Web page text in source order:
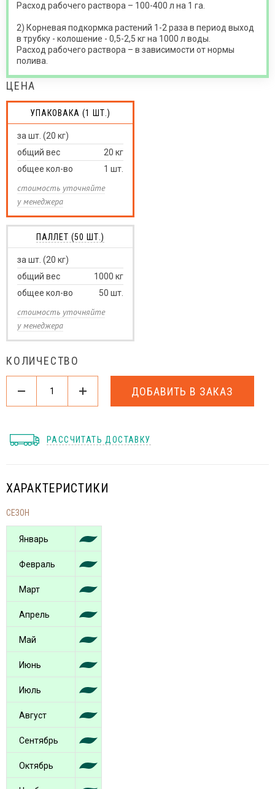
Расход рабочего раствора – 100-400 л на 1 га.
2) Корневая подкормка растений 1-2 раза в период выход
в трубку - колошение - 0,5-2,5 кг на 1000 л воды.
Расход рабочего раствора – в зависимости от нормы
полива.
ЦЕНА
УПАКОВАКА (1 ШТ.)
за шт. (20 кг)
общий вес
20 кг
общее кол-во
1 шт.
стоимость уточняйте
у менеджера
ПАЛЛЕТ (50 ШТ.)
за шт. (20 кг)
общий вес
1000 кг
общее кол-во
50 шт.
стоимость уточняйте
у менеджера
КОЛИЧЕСТВО
ДОБАВИТЬ В ЗАКАЗ
РАССЧИТАТЬ ДОСТАВКУ
ХАРАКТЕРИСТИКИ
СЕЗОН
Январь
Февраль
Март
Апрель
Май
Июнь
Июль
Август
Сентябрь
Октябрь